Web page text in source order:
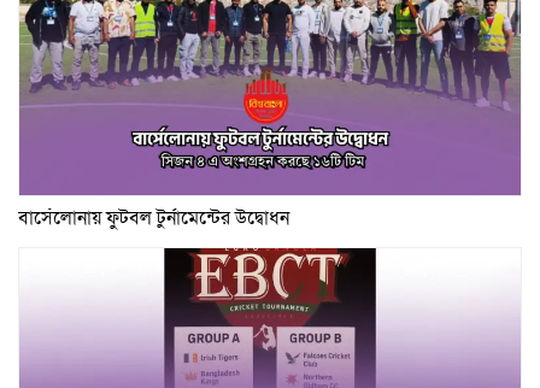
বার্সেলোনায় ফুটবল টুর্নামেন্টের উদ্বোধন